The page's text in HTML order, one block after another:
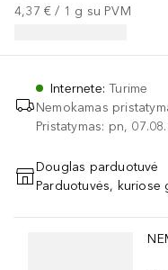
4,37 € / 1 g su PVM
Internete:Turime
Nemokamas
Pristatymas: pn,
Douglas parduotuvė
Parduotuvės, kuriose
Praleisti slankiklį